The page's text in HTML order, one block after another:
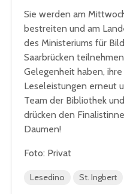
Sie werden am
bestreiten und am
des Ministeriums für
Saarbrücken
Gelegenheit haben,
Leseleistungen erneut
Team der Bibliothek
drücken den
Daumen!
Foto: Privat
Lesedino St. Ingbert